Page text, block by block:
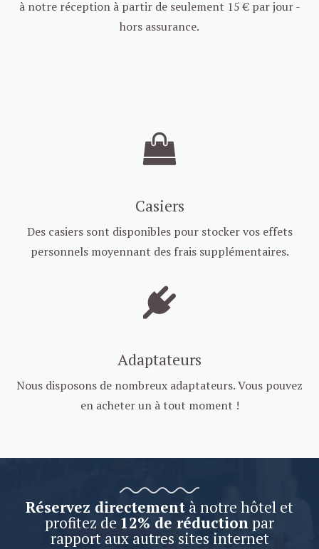
à notre réception à partir de seulement 15 € par jour -
hors assurance.
Casiers
Des casiers sont disponibles pour stocker vos effets
personnels moyennant des frais supplémentaires.
Adaptateurs
Nous disposons de nombreux adaptateurs. Vous pouvez
en acheter un à tout moment !
Réservez directement à notre hôtel et
profitez de 12% de réductionpar
rapport aux autres sites internet